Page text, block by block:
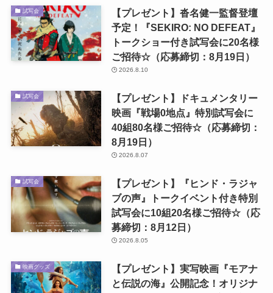
試写会
【プレゼント】沓名健一監督登壇
予定！『SEKIRO: NO DEFEAT』
トークショー付き試写会に20名様
ご招待☆（応募締切：8月19日）
2026.8.10
試写会
【プレゼント】ドキュメンタリー
映画『戦場0地点』特別試写会に
40組80名様ご招待☆（応募締切：
8月19日）
2026.8.07
試写会
【プレゼント】『ヒンド・ラジャ
ブの声』トークイベント付き特別
試写会に10組20名様ご招待☆（応
募締切：8月12日）
2026.8.05
映画グッズ
【プレゼント】実写映画『モアナ
と伝説の海』公開記念！オリジナ